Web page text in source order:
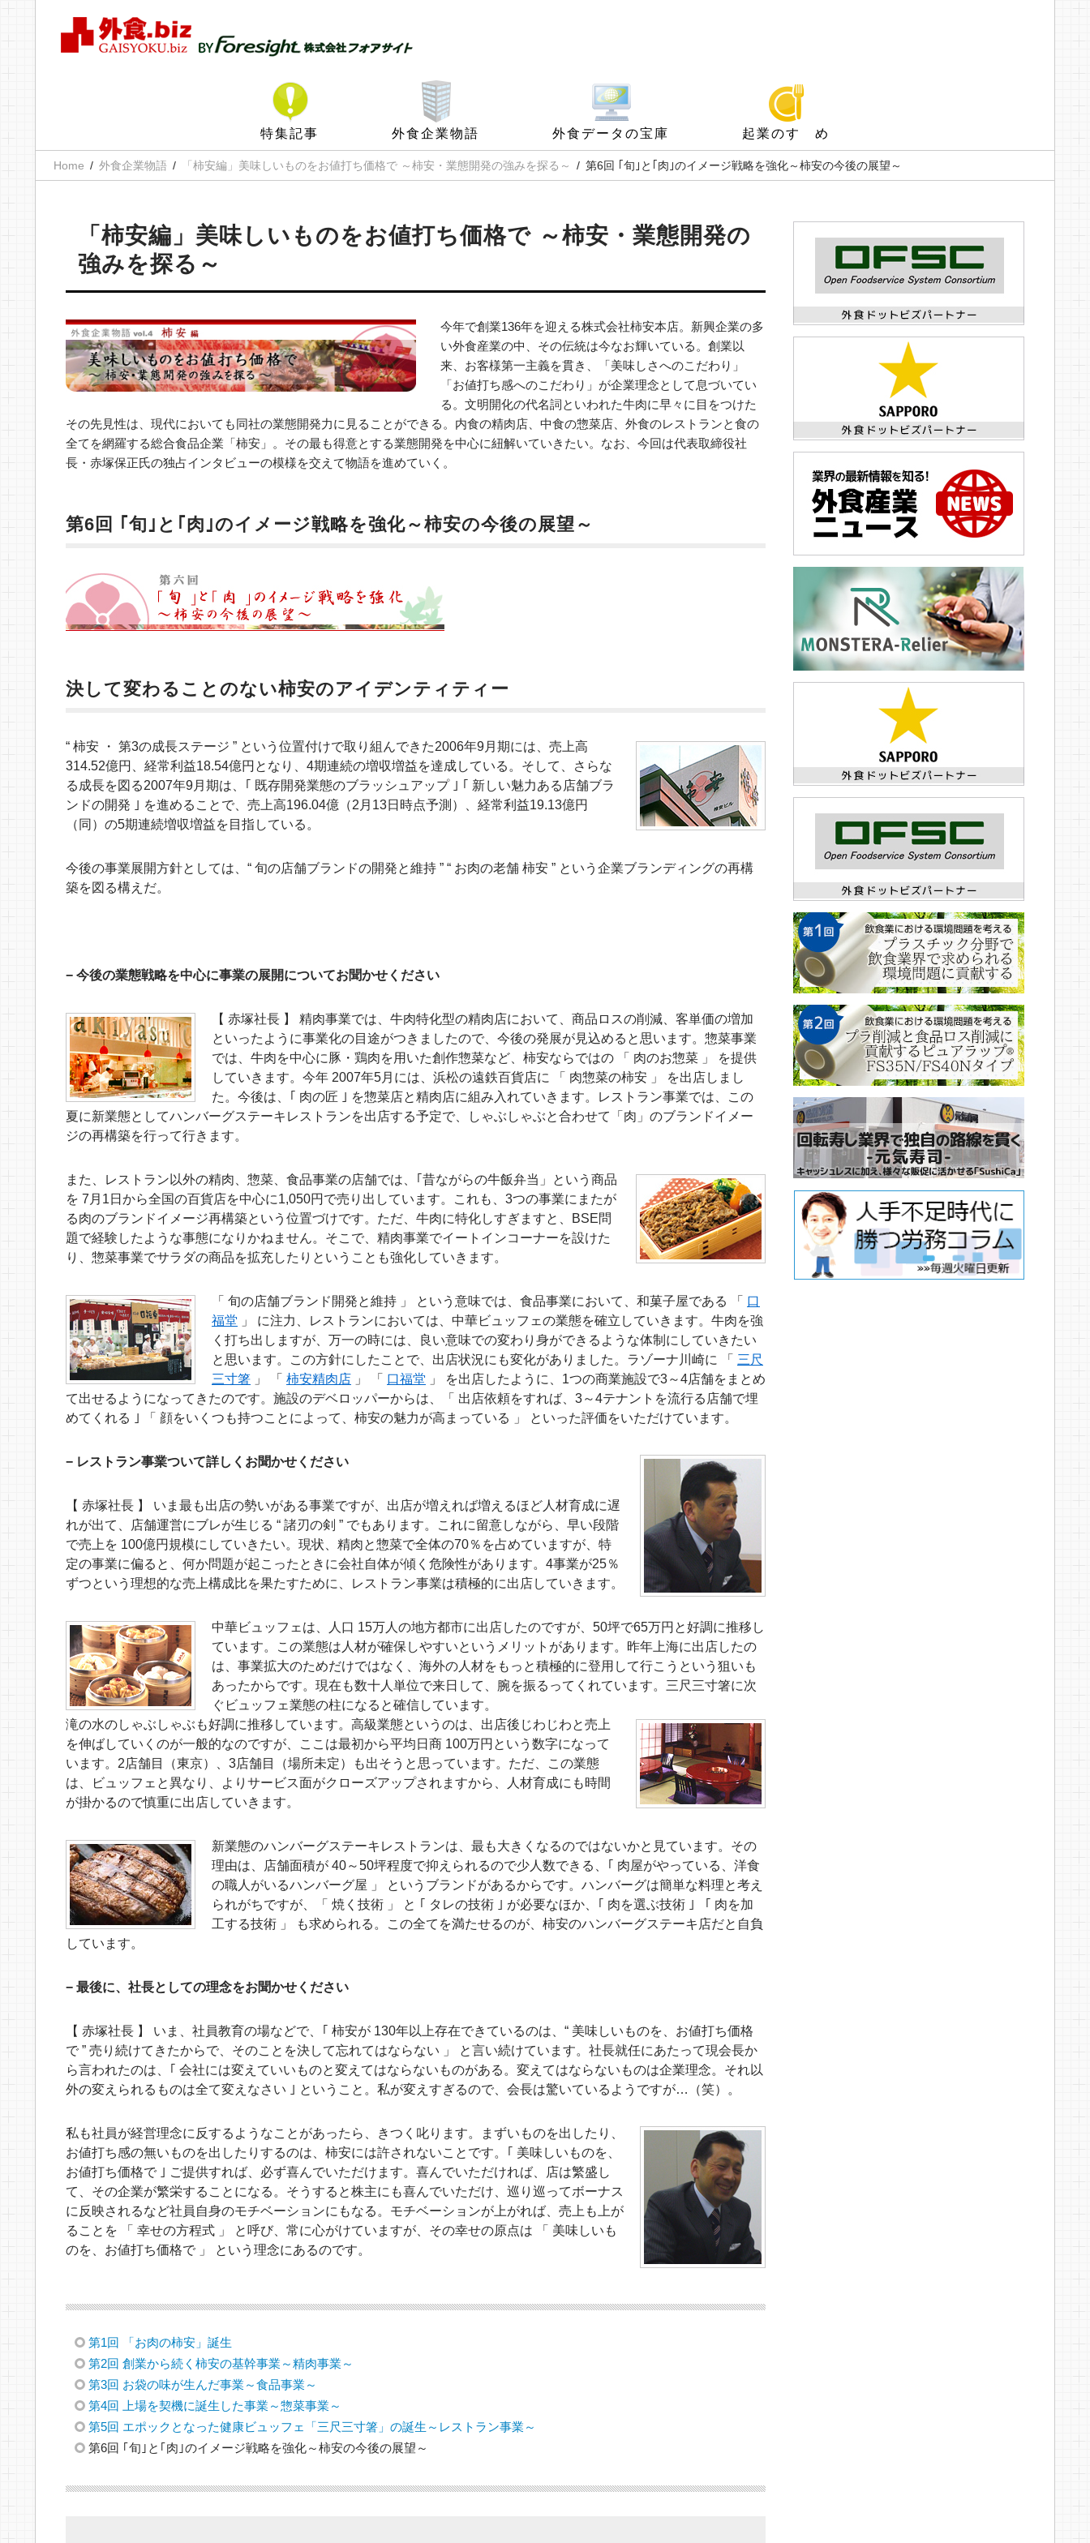
特集記事 外食企業物語 外食データの宝庫 起業のすゝめ
Home 外食企業物語 「柿安編」美味しいものをお値打ち価格で ～柿安・業態開発の強みを探る～ 第6回 ｢旬｣と｢肉｣のイメージ戦略を強化～柿安の今後の展望～
「柿安編」美味しいものをお値打ち価格で ～柿安・業態開発の
強みを探る～
今年で創業136年を迎える株式会社柿安本店。新興企業の多
い外食産業の中、その伝統は今なお輝いている。創業以
来、お客様第一主義を貫き、「美味しさへのこだわり」
「お値打ち感へのこだわり」が企業理念として息づいてい
る。文明開化の代名詞といわれた牛肉に早々に目をつけた
その先見性は、現代においても同社の業態開発力に見ることができる。内食の精肉店、中食の惣菜店、外食のレストランと食の
全てを網羅する総合食品企業「柿安」。その最も得意とする業態開発を中心に紐解いていきたい。なお、今回は代表取締役社
長・赤塚保正氏の独占インタビューの模様を交えて物語を進めていく。
第6回 ｢旬｣と｢肉｣のイメージ戦略を強化～柿安の今後の展望～
決して変わることのない柿安のアイデンティティー
“ 柿安 ・ 第3の成長ステージ ” という位置付けで取り組んできた2006年9月期には、売上高
314.52億円、経常利益18.54億円となり、4期連続の増収増益を達成している。そして、さらな
る成長を図る2007年9月期は、｢ 既存開発業態のブラッシュアップ ｣ ｢ 新しい魅力ある店舗ブラ
ンドの開発 ｣ を進めることで、売上高196.04億（2月13日時点予測）、経常利益19.13億円
（同）の5期連続増収増益を目指している。
今後の事業展開方針としては、“ 旬の店舗ブランドの開発と維持 ” “ お肉の老舗 柿安 ” という企業ブランディングの再構
築を図る構えだ。
− 今後の業態戦略を中心に事業の展開についてお聞かせください
【 赤塚社長 】 精肉事業では、牛肉特化型の精肉店において、商品ロスの削減、客単価の増加
といったように事業化の目途がつきましたので、今後の発展が見込めると思います。惣菜事業
では、牛肉を中心に豚・鶏肉を用いた創作惣菜など、柿安ならではの 「 肉のお惣菜 」 を提供
していきます。今年 2007年5月には、浜松の遠鉄百貨店に 「 肉惣菜の柿安 」 を出店しまし
た。今後は、｢ 肉の匠 ｣ を惣菜店と精肉店に組み入れていきます。レストラン事業では、この
夏に新業態としてハンバーグステーキレストランを出店する予定で、しゃぶしゃぶと合わせて「肉」のブランドイメー
ジの再構築を行って行きます。
また、レストラン以外の精肉、惣菜、食品事業の店舗では、｢昔ながらの牛飯弁当」という商品
を 7月1日から全国の百貨店を中心に1,050円で売り出しています。これも、3つの事業にまたが
る肉のブランドイメージ再構築という位置づけです。ただ、牛肉に特化しすぎますと、BSE問
題で経験したような事態になりかねません。そこで、精肉事業でイートインコーナーを設けた
り、惣菜事業でサラダの商品を拡充したりということも強化していきます。
「 旬の店舗ブランド開発と維持 」 という意味では、食品事業において、和菓子屋である 「 口
福堂 」 に注力、レストランにおいては、中華ビュッフェの業態を確立していきます。牛肉を強
く打ち出しますが、万一の時には、良い意味での変わり身ができるような体制にしていきたい
と思います。この方針にしたことで、出店状況にも変化がありました。ラゾーナ川崎に 「 三尺
三寸箸 」 「 柿安精肉店 」 「 口福堂 」 を出店したように、1つの商業施設で3～4店舗をまとめ
て出せるようになってきたのです。施設のデベロッパーからは、「 出店依頼をすれば、3～4テナントを流行る店舗で埋
めてくれる ｣ 「 顔をいくつも持つことによって、柿安の魅力が高まっている 」 といった評価をいただけています。
− レストラン事業ついて詳しくお聞かせください
【 赤塚社長 】 いま最も出店の勢いがある事業ですが、出店が増えれば増えるほど人材育成に遅
れが出て、店舗運営にブレが生じる “ 諸刃の剣 ” でもあります。これに留意しながら、早い段階
で売上を 100億円規模にしていきたい。現状、精肉と惣菜で全体の70％を占めていますが、特
定の事業に偏ると、何か問題が起こったときに会社自体が傾く危険性があります。4事業が25％
ずつという理想的な売上構成比を果たすために、レストラン事業は積極的に出店していきます。
中華ビュッフェは、人口 15万人の地方都市に出店したのですが、50坪で65万円と好調に推移し
ています。この業態は人材が確保しやすいというメリットがあります。昨年上海に出店したの
は、事業拡大のためだけではなく、海外の人材をもっと積極的に登用して行こうという狙いも
あったからです。現在も数十人単位で来日して、腕を振るってくれています。三尺三寸箸に次
ぐビュッフェ業態の柱になると確信しています。
滝の水のしゃぶしゃぶも好調に推移しています。高級業態というのは、出店後じわじわと売上
を伸ばしていくのが一般的なのですが、ここは最初から平均日商 100万円という数字になって
います。2店舗目（東京）、3店舗目（場所未定）も出そうと思っています。ただ、この業態
は、ビュッフェと異なり、よりサービス面がクローズアップされますから、人材育成にも時間
が掛かるので慎重に出店していきます。
新業態のハンバーグステーキレストランは、最も大きくなるのではないかと見ています。その
理由は、店舗面積が 40～50坪程度で抑えられるので少人数できる、｢ 肉屋がやっている、洋食
の職人がいるハンバーグ屋 」 というブランドがあるからです。ハンバーグは簡単な料理と考え
られがちですが、「 焼く技術 」 と ｢ タレの技術 ｣ が必要なほか、｢ 肉を選ぶ技術 ｣ 「 肉を加
工する技術 」 も求められる。この全てを満たせるのが、柿安のハンバーグステーキ店だと自負
しています。
− 最後に、社長としての理念をお聞かせください
【 赤塚社長 】 いま、社員教育の場などで、｢ 柿安が 130年以上存在できているのは、“ 美味しいものを、お値打ち価格
で ” 売り続けてきたからで、そのことを決して忘れてはならない 」 と言い続けています。社長就任にあたって現会長か
ら言われたのは、｢ 会社には変えていいものと変えてはならないものがある。変えてはならないものは企業理念。それ以
外の変えられるものは全て変えなさい ｣ ということ。私が変えすぎるので、会長は驚いているようですが…（笑）。
私も社員が経営理念に反するようなことがあったら、きつく叱ります。まずいものを出したり、
お値打ち感の無いものを出したりするのは、柿安には許されないことです。｢ 美味しいものを、
お値打ち価格で ｣ ご提供すれば、必ず喜んでいただけます。喜んでいただければ、店は繁盛し
て、その企業が繁栄することになる。そうすると株主にも喜んでいただけ、巡り巡ってボーナス
に反映されるなど社員自身のモチベーションにもなる。モチベーションが上がれば、売上も上が
ることを 「 幸せの方程式 」 と呼び、常に心がけていますが、その幸せの原点は 「 美味しいも
のを、お値打ち価格で 」 という理念にあるのです。
第1回 「お肉の柿安」誕生
第2回 創業から続く柿安の基幹事業～精肉事業～
第3回 お袋の味が生んだ事業～食品事業～
第4回 上場を契機に誕生した事業～惣菜事業～
第5回 エポックとなった健康ビュッフェ「三尺三寸箸」の誕生～レストラン事業～
第6回 ｢旬｣と｢肉｣のイメージ戦略を強化～柿安の今後の展望～